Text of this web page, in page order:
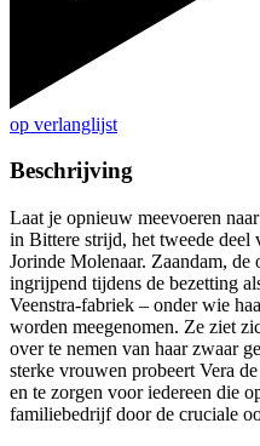
op verlanglijst
Beschrijving
Laat je opnieuw meevoeren
in Bittere strijd, het tweede deel
Jorinde Molenaar. Zaandam, de
ingrijpend tijdens de bezetting
Veenstra-fabriek – onder wie
worden meegenomen. Ze ziet
over te nemen van haar zwaar
sterke vrouwen probeert Vera
en te zorgen voor iedereen die
familiebedrijf door de cruciale